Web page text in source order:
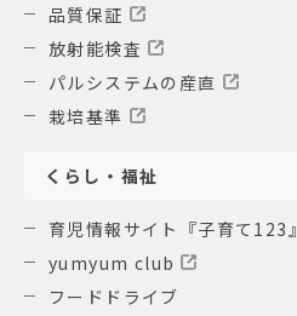
品質保証
放射能検査
パルシステムの産直
栽培基準
くらし・福祉
育児情報サイト『子育て123』
yumyum club
フードドライブ